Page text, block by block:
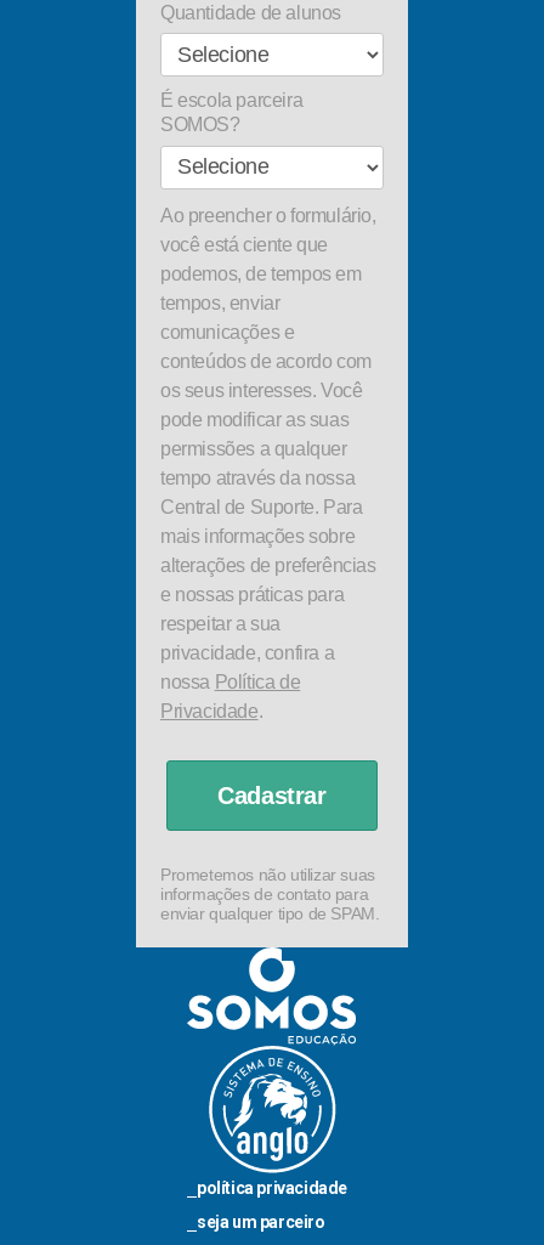
Quantidade de alunos
É escola parceira
SOMOS?
Ao preencher o formulário,
você está ciente que
podemos, de tempos em
tempos, enviar
comunicações e
conteúdos de acordo com
os seus interesses. Você
pode modificar as suas
permissões a qualquer
tempo através da nossa
Central de Suporte. Para
mais informações sobre
alterações de preferências
e nossas práticas para
respeitar a sua
privacidade, confira a
nossa Política de
Privacidade.
Cadastrar
Prometemos não utilizar suas
informações de contato para
enviar qualquer tipo de SPAM.
política privacidade
seja um parceiro